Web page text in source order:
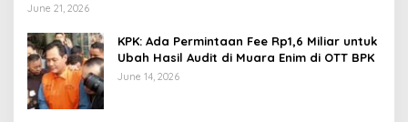
June 21, 2026
KPK: Ada Permintaan Fee Rp1,6 Miliar untuk
Ubah Hasil Audit di Muara Enim di OTT BPK
June 14, 2026